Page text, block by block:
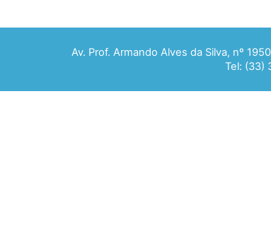
Av. Prof. Armando Alves da Silva, nº
Tel: (33)